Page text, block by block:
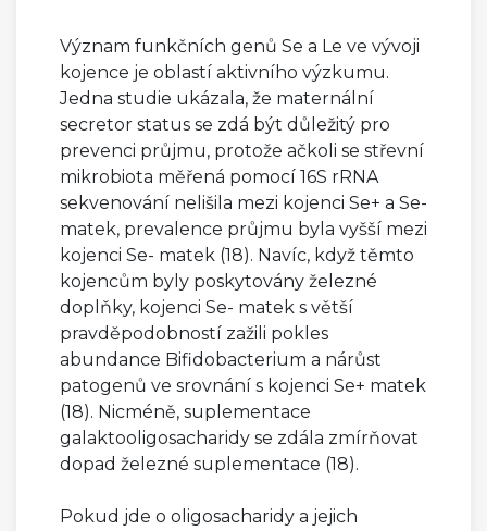
Význam funkčních genů Se a Le ve vývoji
kojence je oblastí aktivního výzkumu.
Jedna studie ukázala, že maternální
secretor status se zdá být důležitý pro
prevenci průjmu, protože ačkoli se střevní
mikrobiota měřená pomocí 16S rRNA
sekvenování nelišila mezi kojenci Se+ a Se-
matek, prevalence průjmu byla vyšší mezi
kojenci Se- matek (18). Navíc, když těmto
kojencům byly poskytovány železné
doplňky, kojenci Se- matek s větší
pravděpodobností zažili pokles
abundance Bifidobacterium a nárůst
patogenů ve srovnání s kojenci Se+ matek
(18). Nicméně, suplementace
galaktooligosacharidy se zdála zmírňovat
dopad železné suplementace (18).
Pokud jde o oligosacharidy a jejich